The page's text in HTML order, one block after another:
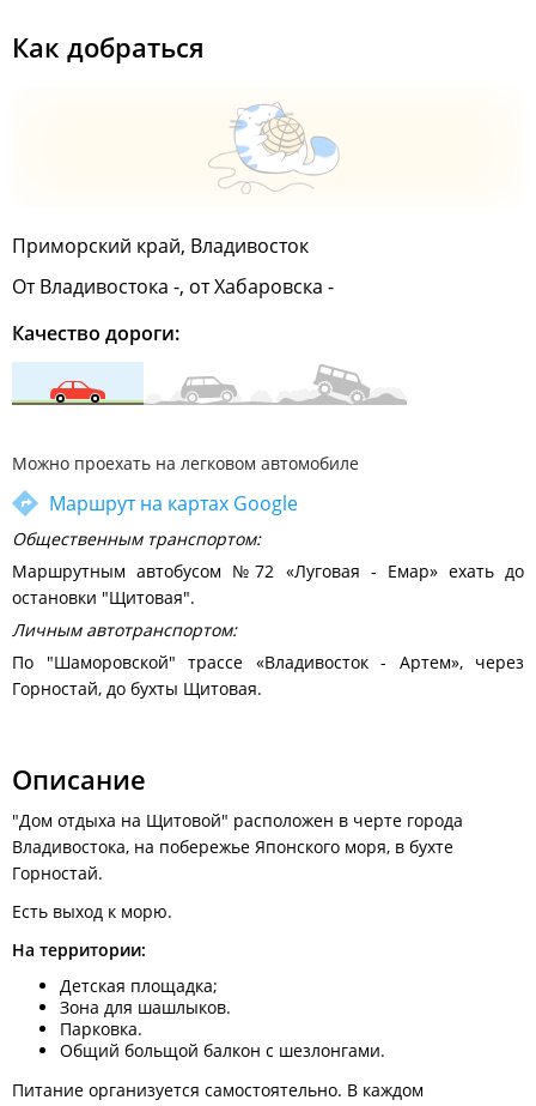
Как добраться
Приморский край, Владивосток
От Владивостока -, от Хабаровска -
Качество дороги:
Можно проехать на легковом автомобиле
Маршрут на картах Google
Общественным транспортом:
Маршрутным автобусом №72 «Луговая - Емар» ехать до
остановки "Щитовая".
Личным автотранспортом:
По "Шаморовской" трассе «Владивосток - Артем», через
Горностай, до бухты Щитовая.
Описание
"Дом отдыха на Щитовой" расположен в черте города
Владивостока, на побережье Японского моря, в бухте
Горностай.
Есть выход к морю.
На территории:
Детская площадка;
Зона для шашлыков.
Парковка.
Общий больщой балкон с шезлонгами.
Питание организуется самостоятельно. В каждом